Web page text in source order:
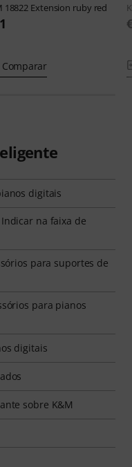
18822 Extension ruby red
Comparar
digitais
na faixa de
para suportes de
para pianos
digitais
sobre K&M